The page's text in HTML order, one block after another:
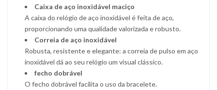
Caixa de aço inoxidável maciço
A caixa do relógio de aço inoxidável é feita de aço,
proporcionando uma qualidade valorizada e robusto.
Correia de aço inoxidável
Robusta, resistente e elegante: a correia de pulso em aço
inoxidável dá ao seu relógio um visual clássico.
fecho dobrável
O fecho dobrável facilita o uso da bracelete.